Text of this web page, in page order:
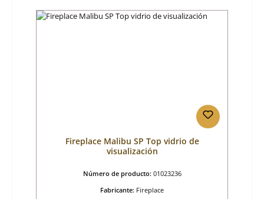
Fireplace Malibu SP Top vidrio de
visualización
Número de producto: 01023236
Fabricante: Fireplace